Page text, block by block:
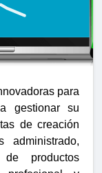
para
gestionar su
de creación
de productos